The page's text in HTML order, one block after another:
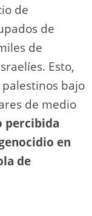
de
de
de
Esto,
bajo
de medio
percibida
en
de